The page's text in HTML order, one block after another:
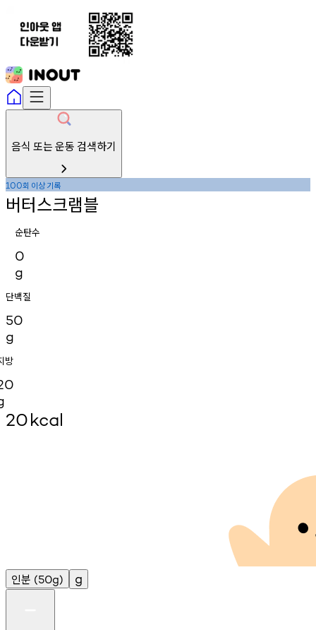
음식 또는 운동 검색하기
100회 이상기록
버터스크램블
순탄수
0
g
단백질
50
g
방
20kcal
인분 (50g) g